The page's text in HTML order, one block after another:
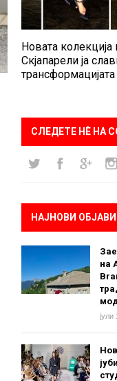
Новата
Скјапарели ја
трансформацијата
СЛЕДЕТЕ НÈ НА
НАЈНОВИ ОБЈАВИ
на
јули